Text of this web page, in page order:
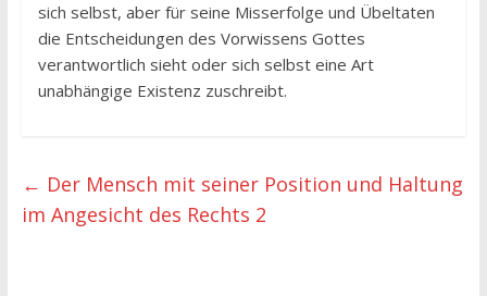
sich selbst, aber für seine Misserfolge und Übeltaten
die Entscheidungen des Vorwissens Gottes
verantwortlich sieht oder sich selbst eine Art
unabhängige Existenz zuschreibt.
← Der Mensch mit seiner Position und Haltung
im Angesicht des Rechts 2